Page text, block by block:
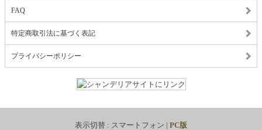
FAQ
特定商取引法に基づく表記
プライバシーポリシー
表示切替 : スマートフォン | PC版